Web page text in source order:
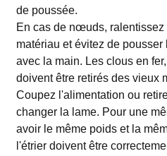
de poussée.
En cas de nœuds,
matériau et évitez de
avec la main. Les clous en
doivent être retirés des vieux
Coupez l'alimentation ou
changer la lame. Pour une
avoir le même poids et la
l'étrier doivent être